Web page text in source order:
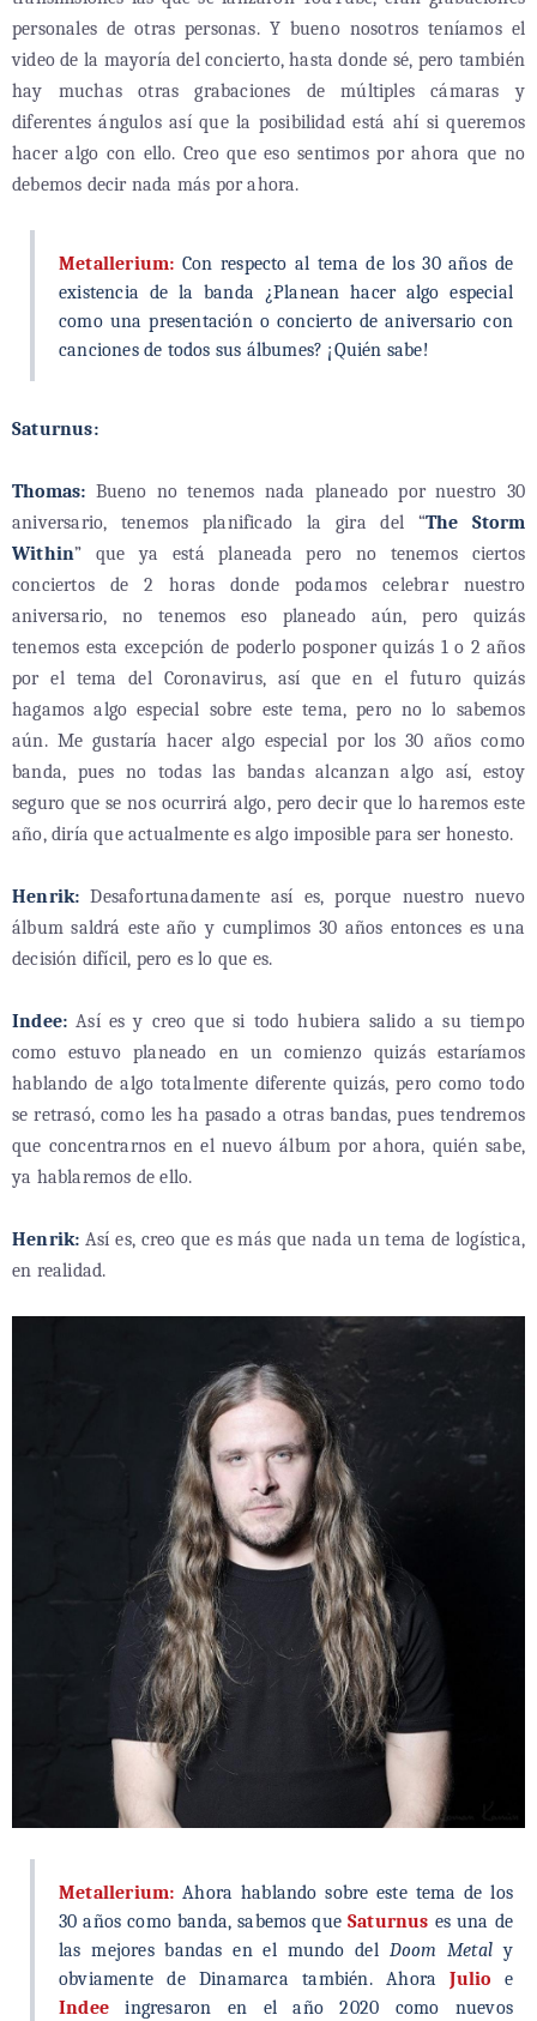
personales de otras personas. Y bueno nosotros teníamos el
video de la mayoría del concierto, hasta donde sé, pero también
hay muchas otras grabaciones de múltiples cámaras y
diferentes ángulos así que la posibilidad está ahí si queremos
hacer algo con ello. Creo que eso sentimos por ahora que no
debemos decir nada más por ahora.
Metallerium: Con respecto al tema de los 30 años de
existencia de la banda ¿Planean hacer algo especial
como una presentación o concierto de aniversario con
canciones de todos sus álbumes? ¡Quién sabe!
Saturnus:
Thomas: Bueno no tenemos nada planeado por nuestro 30
aniversario, tenemos planificado la gira del “The Storm
Within” que ya está planeada pero no tenemos ciertos
conciertos de 2 horas donde podamos celebrar nuestro
aniversario, no tenemos eso planeado aún, pero quizás
tenemos esta excepción de poderlo posponer quizás 1 o 2 años
por el tema del Coronavirus, así que en el futuro quizás
hagamos algo especial sobre este tema, pero no lo sabemos
aún. Me gustaría hacer algo especial por los 30 años como
banda, pues no todas las bandas alcanzan algo así, estoy
seguro que se nos ocurrirá algo, pero decir que lo haremos este
año, diría que actualmente es algo imposible para ser honesto.
Henrik:Desafortunadamente así es, porque nuestro nuevo
álbum saldrá este año y cumplimos 30 años entonces es una
decisión difícil, pero es lo que es.
Indee: Así es y creo que si todo hubiera salido a su tiempo
como estuvo planeado en un comienzo quizás estaríamos
hablando de algo totalmente diferente quizás, pero como todo
se retrasó, como les ha pasado a otras bandas, pues tendremos
que concentrarnos en el nuevo álbum por ahora, quién sabe,
ya hablaremos de ello.
Henrik: Así es, creo que es más que nada un tema de logística,
en realidad.
Metallerium: Ahora hablando sobre este tema de los
30 años como banda, sabemos queSaturnus es una de
las mejores bandas en el mundo del Doom Metal y
obviamente de Dinamarca también. AhoraJulio e
Indee ingresaron en el año 2020 como nuevos